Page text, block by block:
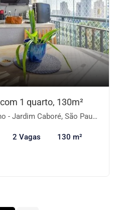
1 quarto, 130m²
Caboré, São Paulo-SP
2 Vagas 130 m²